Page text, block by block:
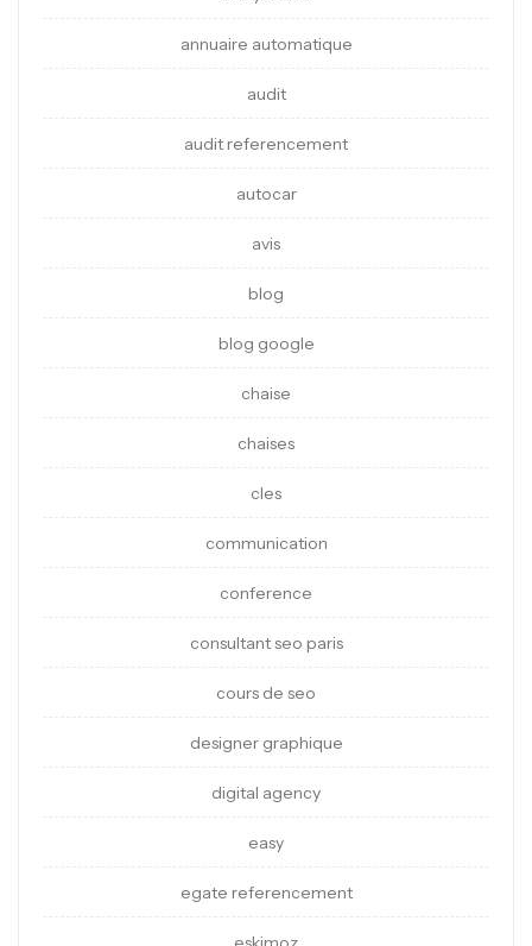
annuaire automatique
audit
audit referencement
autocar
avis
blog
blog google
chaise
chaises
cles
communication
conference
consultant seo paris
cours de seo
designer graphique
digital agency
easy
egate referencement